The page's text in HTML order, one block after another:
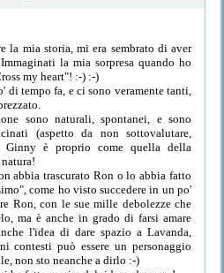
la mia storia, mi era sembrato di aver
la mia sorpresa quando ho
my heart"! :-) :-)
di tempo fa, e ci sono veramente tanti,
sono naturali, spontanei, e sono
(aspetto da non sottovalutare,
Ginny è proprio come quella della
abbia trascurato Ron o lo abbia fatto
come ho visto succedere in un po'
Ron, con le sue mille debolezze che
ma è anche in grado di farsi amare
l'idea di dare spazio a Lavanda,
contesti può essere un personaggio
non sto neanche a dirlo :-)